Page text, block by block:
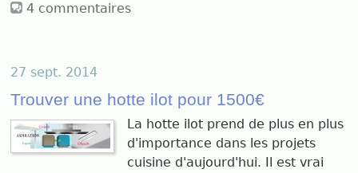
4 commentaires
27 sept. 2014
Trouver une hotte ilot pour 1500€
La hotte ilot prend de plus en plus
d'importance dans les projets
cuisine d'aujourd'hui. Il est vrai